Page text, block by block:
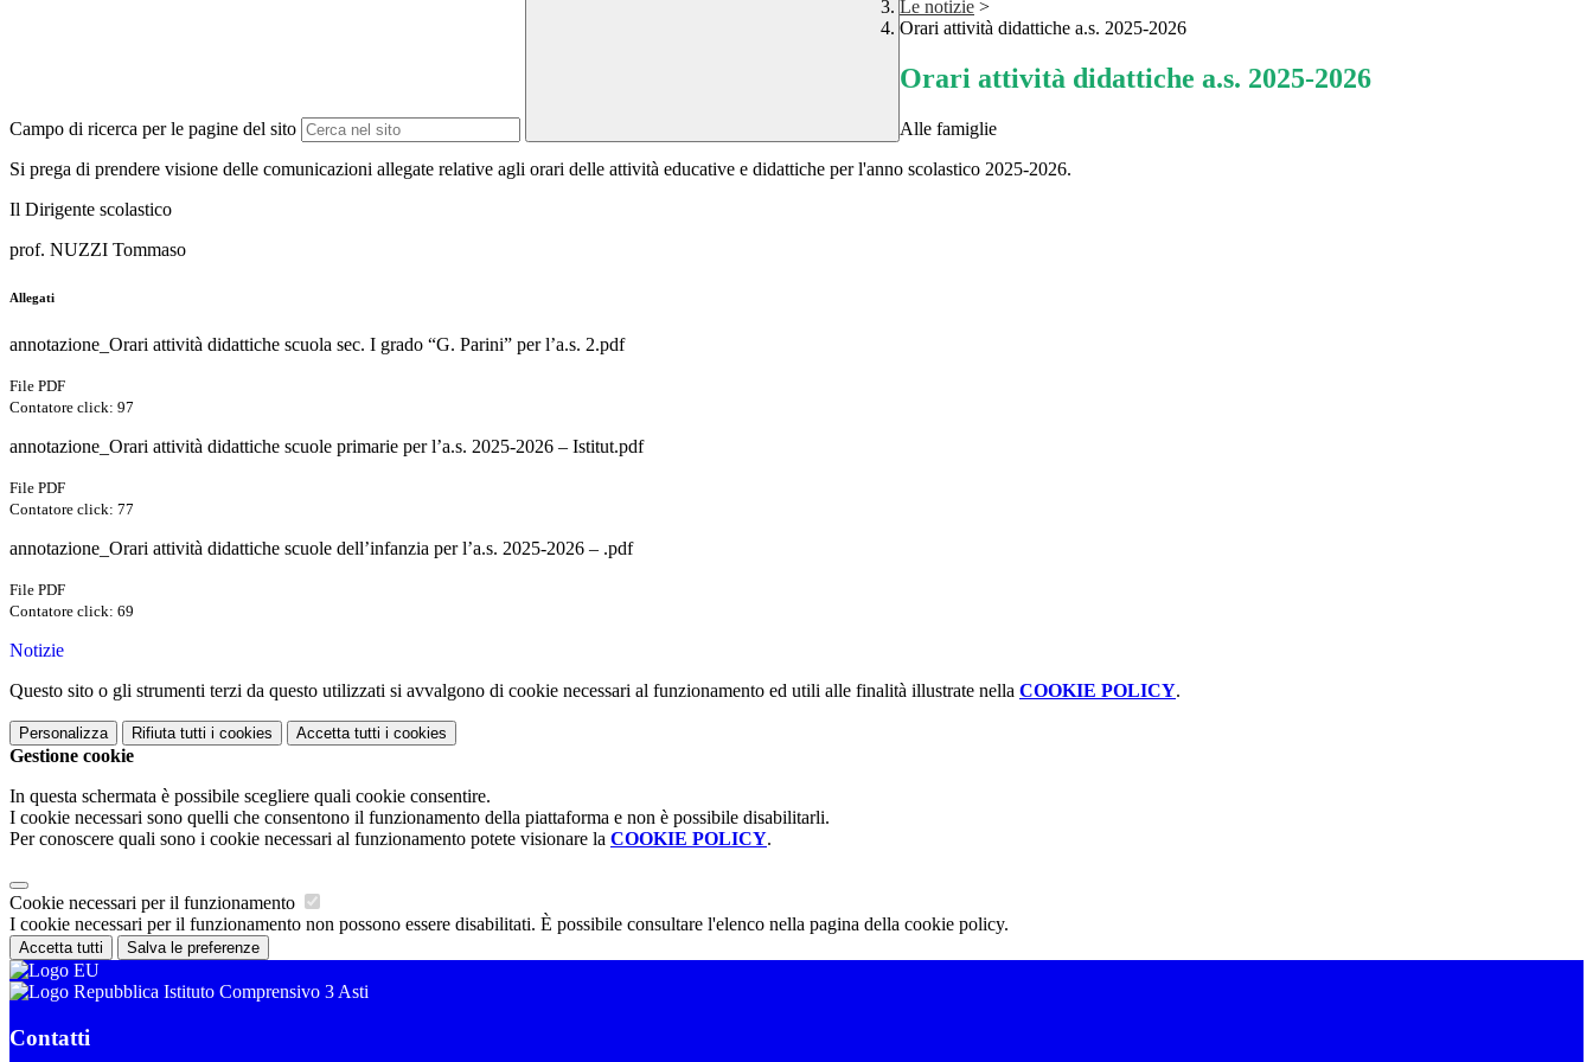
Campo di ricerca per le pagine del sito
Le notizie >
Orari attività didattiche a.s. 2025-2026
Orari attività didattiche a.s. 2025-2026
Alle famiglie
Si prega di prendere visione delle comunicazioni allegate relative agli orari delle attività educative e didattiche per l'anno scolastico 2025-2026.
Il Dirigente scolastico
prof. NUZZI Tommaso
Allegati
annotazione_Orari attività didattiche scuola sec. I grado “G. Parini” per l’a.s. 2.pdf
File PDF
Contatore click: 97
annotazione_Orari attività didattiche scuole primarie per l’a.s. 2025-2026 – Istitut.pdf
File PDF
Contatore click: 77
annotazione_Orari attività didattiche scuole dell’infanzia per l’a.s. 2025-2026 – .pdf
File PDF
Contatore click: 69
Notizie
Questo sito o gli strumenti terzi da questo utilizzati si avvalgono di cookie necessari al funzionamento ed utili alle finalità illustrate nella COOKIE POLICY.
Personalizza Rifiuta tutti i cookies Accetta tutti i cookies
Gestione cookie
In questa schermata è possibile scegliere quali cookie consentire.
I cookie necessari sono quelli che consentono il funzionamento della piattaforma e non è possibile disabilitarli.
Per conoscere quali sono i cookie necessari al funzionamento potete visionare la COOKIE POLICY.
Cookie necessari per il funzionamento
I cookie necessari per il funzionamento non possono essere disabilitati. È possibile consultare l'elenco nella pagina della cookie policy.
Accetta tutti Salva le preferenze
Istituto Comprensivo 3 Asti
Contatti